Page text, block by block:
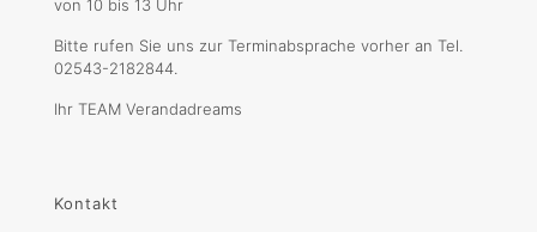
von 10 bis 13 Uhr
Bitte rufen Sie uns zur Terminabsprache vorher an Tel.
02543-2182844.
Ihr TEAM Verandadreams
Kontakt